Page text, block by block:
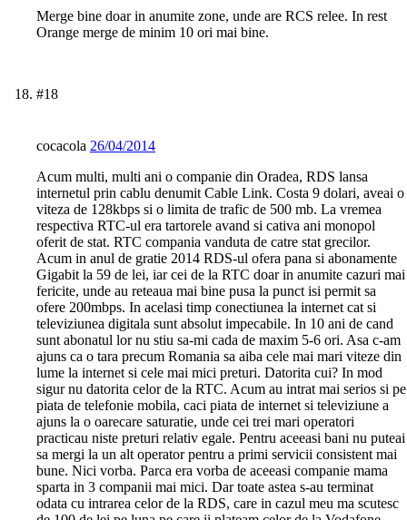
Merge bine doar in anumite zone, unde are RCS relee. In rest
Orange merge de minim 10 ori mai bine.
#18
cocacola 26/04/2014
Acum multi, multi ani o companie din Oradea, RDS lansa
internetul prin cablu denumit Cable Link. Costa 9 dolari, aveai o
viteza de 128kbps si o limita de trafic de 500 mb. La vremea
respectiva RTC-ul era tartorele avand si cativa ani monopol
oferit de stat. RTC compania vanduta de catre stat grecilor.
Acum in anul de gratie 2014 RDS-ul ofera pana si abonamente
Gigabit la 59 de lei, iar cei de la RTC doar in anumite cazuri mai
fericite, unde au reteaua mai bine pusa la punct isi permit sa
ofere 200mbps. In acelasi timp conectiunea la internet cat si
televiziunea digitala sunt absolut impecabile. In 10 ani de cand
sunt abonatul lor nu stiu sa-mi cada de maxim 5-6 ori. Asa c-am
ajuns ca o tara precum Romania sa aiba cele mai mari viteze din
lume la internet si cele mai mici preturi. Datorita cui? In mod
sigur nu datorita celor de la RTC. Acum au intrat mai serios si pe
piata de telefonie mobila, caci piata de internet si televiziune a
ajuns la o oarecare saturatie, unde cei trei mari operatori
practicau niste preturi relativ egale. Pentru aceeasi bani nu puteai
sa mergi la un alt operator pentru a primi servicii consistent mai
bune. Nici vorba. Parca era vorba de aceeasi companie mama
sparta in 3 companii mai mici. Dar toate astea s-au terminat
odata cu intrarea celor de la RDS, care in cazul meu ma scutesc